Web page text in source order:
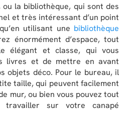
la bibliothèque, qui sont des
et très intéressant d’un point
utilisant une bibliothèque
énormément d’espace, tout
élégant et classe, qui vous
livres et de mettre en avant
objets déco. Pour le bureau, il
taille, qui peuvent facilement
mur, ou bien vous pouvez tout
travailler sur votre canapé